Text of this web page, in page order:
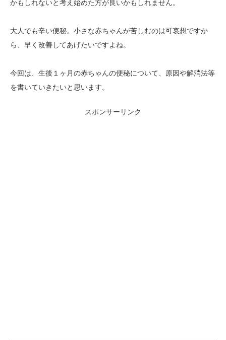
かもしれないと考え始めた方が良いかもしれません。
大人でも辛い便秘。小さな赤ちゃんが苦しむのは可哀想ですか
ら、早く改善してあげたいですよね。
今回は、生後１ヶ月の赤ちゃんの便秘について、原因や解消法等
を書いていきたいと思います。
スポンサーリンク